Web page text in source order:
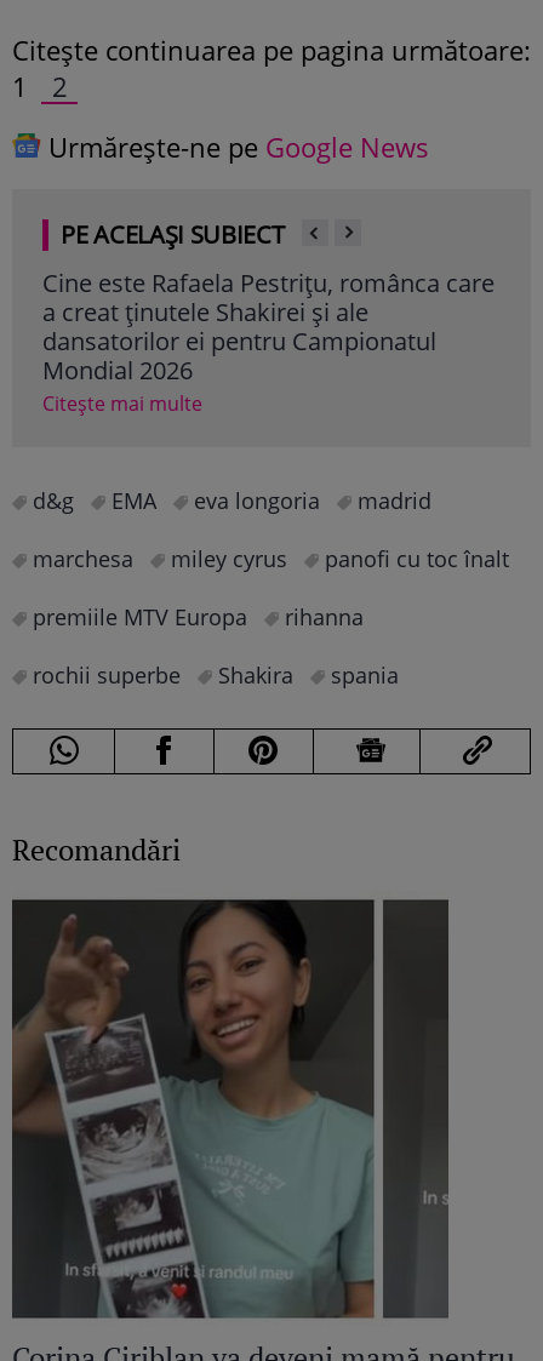
Citeşte continuarea pe pagina următoare:
1
2
Urmărește-ne pe Google News
PE ACELAȘI SUBIECT
Cine este Rafaela Pestrițu, românca care
a creat ținutele Shakirei și ale
dansatorilor ei pentru Campionatul
Mondial 2026
Citește mai multe
d&g EMA eva longoria
madrid
marchesa
miley cyrus
panofi cu toc înalt
premiile MTV Europa
rihanna
rochii superbe
Shakira spania
Recomandări